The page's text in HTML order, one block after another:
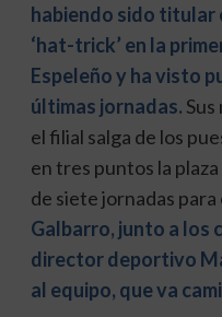
habiendo sido titular
‘hat-trick’ en la
Espeleño y ha visto
últimas jornadas.
el filial salga de los
en tres puntos la
de siete jornadas para
Galbarro, junto a los
director deportivo
al equipo, que va